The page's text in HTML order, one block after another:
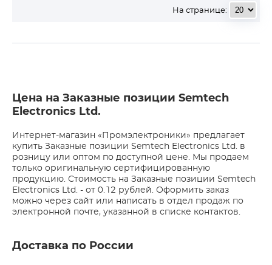
На странице:
Цена на Заказные позиции Semtech
Electronics Ltd.
Интернет-магазин «Промэлектроники» предлагает
купить Заказные позиции Semtech Electronics Ltd. в
розницу или оптом по доступной цене. Мы продаем
только оригинальную сертифицированную
продукцию. Стоимость на Заказные позиции Semtech
Electronics Ltd. - от 0.12 рублей. Оформить заказ
можно через сайт или написать в отдел продаж по
электронной почте, указанной в списке контактов.
Доставка по России